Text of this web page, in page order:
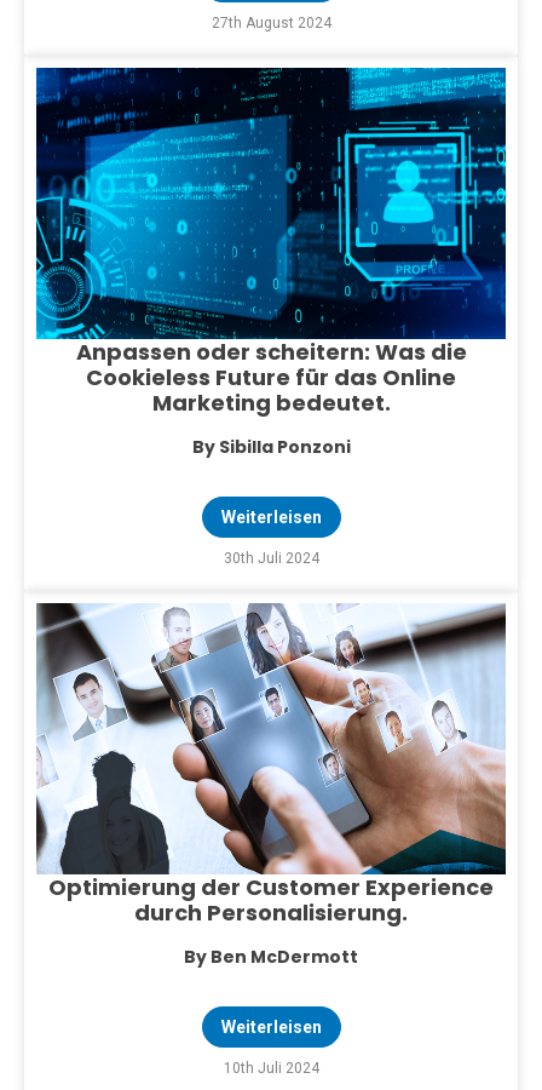
27th August 2024
Anpassen oder scheitern: Was die
Cookieless Future für das Online
Marketing bedeutet.
By Sibilla Ponzoni
Weiterleisen
30th Juli 2024
Optimierung der Customer Experience
durch Personalisierung.
By Ben McDermott
Weiterleisen
10th Juli 2024